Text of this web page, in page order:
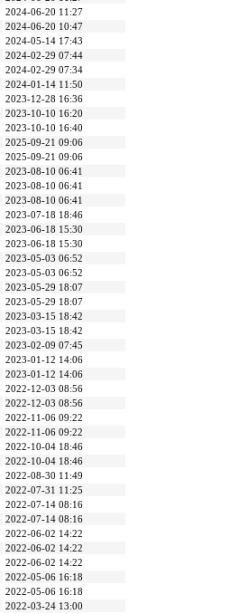
2024-06-20 11:27
2024-06-20 10:47
2024-05-14 17:43
2024-02-29 07:44
2024-02-29 07:34
2024-01-14 11:50
2023-12-28 16:36
2023-10-10 16:20
2023-10-10 16:40
2025-09-21 09:06
2025-09-21 09:06
2023-08-10 06:41
2023-08-10 06:41
2023-08-10 06:41
2023-07-18 18:46
2023-06-18 15:30
2023-06-18 15:30
2023-05-03 06:52
2023-05-03 06:52
2023-05-29 18:07
2023-05-29 18:07
2023-03-15 18:42
2023-03-15 18:42
2023-02-09 07:45
2023-01-12 14:06
2023-01-12 14:06
2022-12-03 08:56
2022-12-03 08:56
2022-11-06 09:22
2022-11-06 09:22
2022-10-04 18:46
2022-10-04 18:46
2022-08-30 11:49
2022-07-31 11:25
2022-07-14 08:16
2022-07-14 08:16
2022-06-02 14:22
2022-06-02 14:22
2022-06-02 14:22
2022-05-06 16:18
2022-05-06 16:18
2022-03-24 13:00